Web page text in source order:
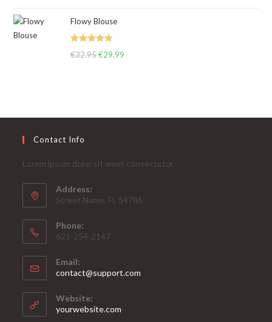
initial
était :
€44.95.
Flowy Blouse
Note5.00
€32.95Le
€32.95.
€29.99
€29.99.
Contact Info
Lorem ipsum dolor sit amet consectetur.
Address:
Street Name, FL 54785
Phone:
621-254-2147
Email:
contact@support.com
Website:
yourwebsite.com